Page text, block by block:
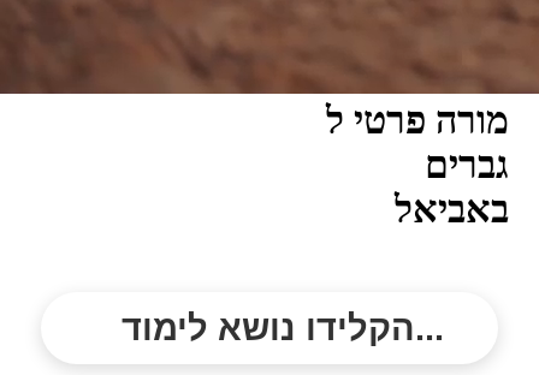
מורה פרטי ל
גברים
באביאל
הקלידו נושא לימוד...